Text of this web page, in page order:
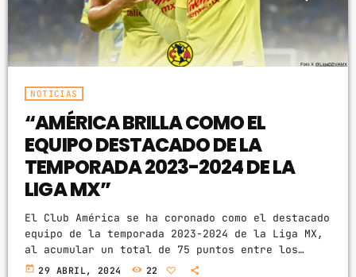
NOTICIAS
“AMÉRICA BRILLA COMO EL
EQUIPO DESTACADO DE LA
TEMPORADA 2023-2024 DE LA
LIGA MX”
El Club América se ha coronado como el destacado
equipo de la temporada 2023-2024 de la Liga MX,
al acumular un total de 75 puntos entre los
torneos Apertura 2023 y Clausura 2024. La Liga
today 29 ABRIL, 2024 22